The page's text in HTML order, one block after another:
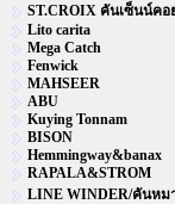
ST.CROIX คันเซ็นน์คอ
Lito carita
Mega Catch
Fenwick
MAHSEER
ABU
Kuying Tonnam
BISON
Hemmingway&banax
RAPALA&STROM
LINE WINDER/คันหม